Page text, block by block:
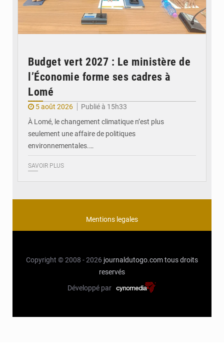
Budget vert 2027 : Le ministère de
l’Économie forme ses cadres à
Lomé
5 août 2026
Publié à 15h33
À Lomé, le changement climatique n’est plus
seulement une affaire de politiques
environnementales.…
SAVOIR PLUS
Mentions legales
Copyright © 2008 - 2026 journaldutogo.comtous droits
reservés
Développé par